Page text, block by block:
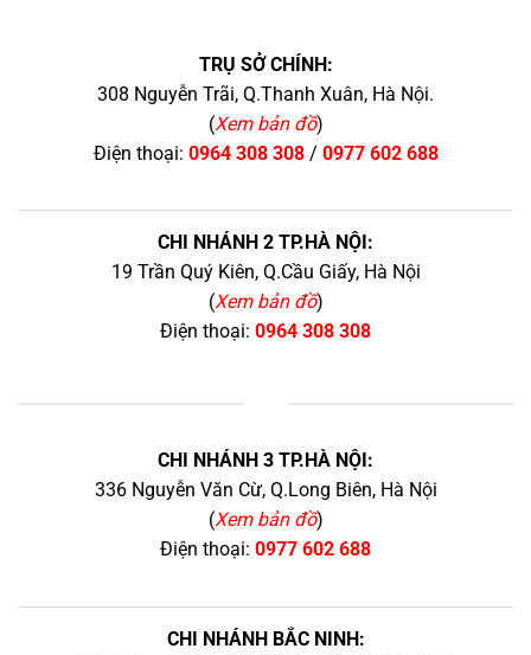
TRỤ SỞ CHÍNH:
308 Nguyễn Trãi, Q.Thanh Xuân, Hà Nội.
(Xem bản đồ)
Điện thoại: 0964 308 308/ 0977 602 688
CHI NHÁNH 2 TP.HÀ NỘI:
19 Trần Quý Kiên, Q.Cầu Giấy, Hà Nội
(Xem bản đồ)
Điện thoại: 0964 308 308
CHI NHÁNH 3 TP.HÀ NỘI:
336 Nguyễn Văn Cừ, Q.Long Biên, Hà Nội
(Xem bản đồ)
Điện thoại: 0977 602 688
CHI NHÁNH BẮC NINH: